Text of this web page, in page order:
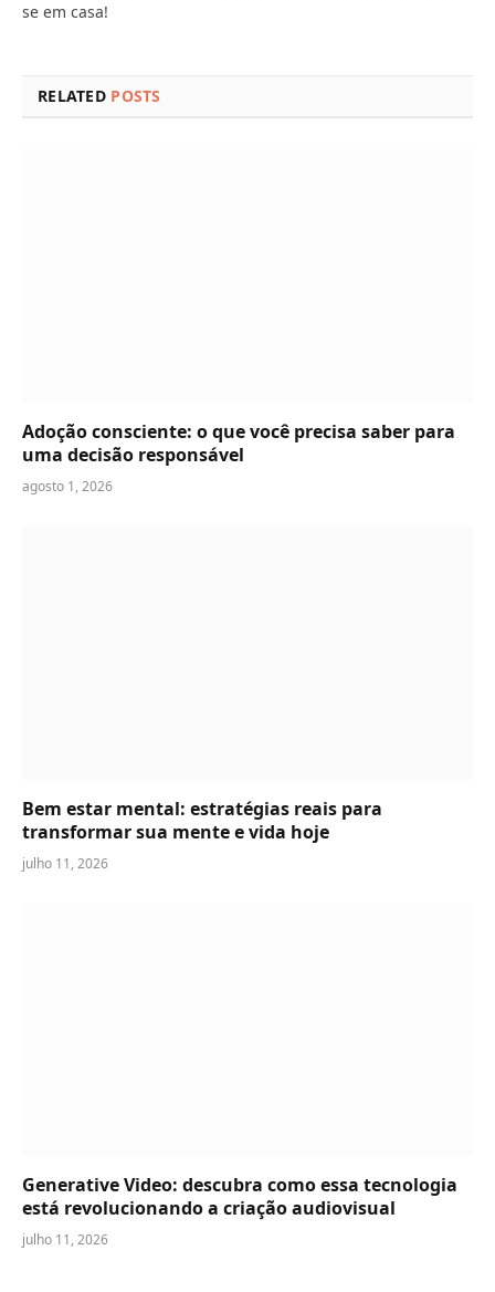
se em casa!
RELATED POSTS
Adoção consciente: o que você precisa saber para
uma decisão responsável
agosto 1, 2026
Bem estar mental: estratégias reais para
transformar sua mente e vida hoje
julho 11, 2026
Generative Video: descubra como essa tecnologia
está revolucionando a criação audiovisual
julho 11, 2026